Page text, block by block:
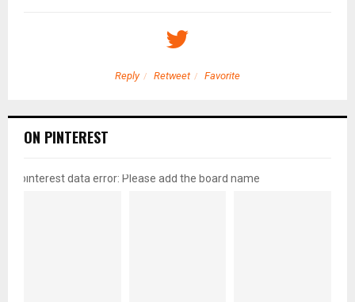
Reply Retweet Favorite
ON PINTEREST
pinterest data error: Please add the board name